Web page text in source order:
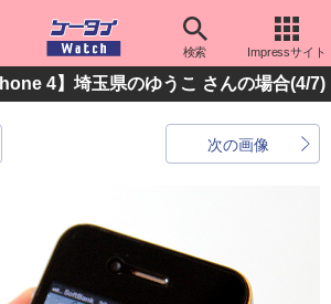
検索 Impressサイト
4】埼玉県のゆうこ さんの場合(4/7)
次の画像